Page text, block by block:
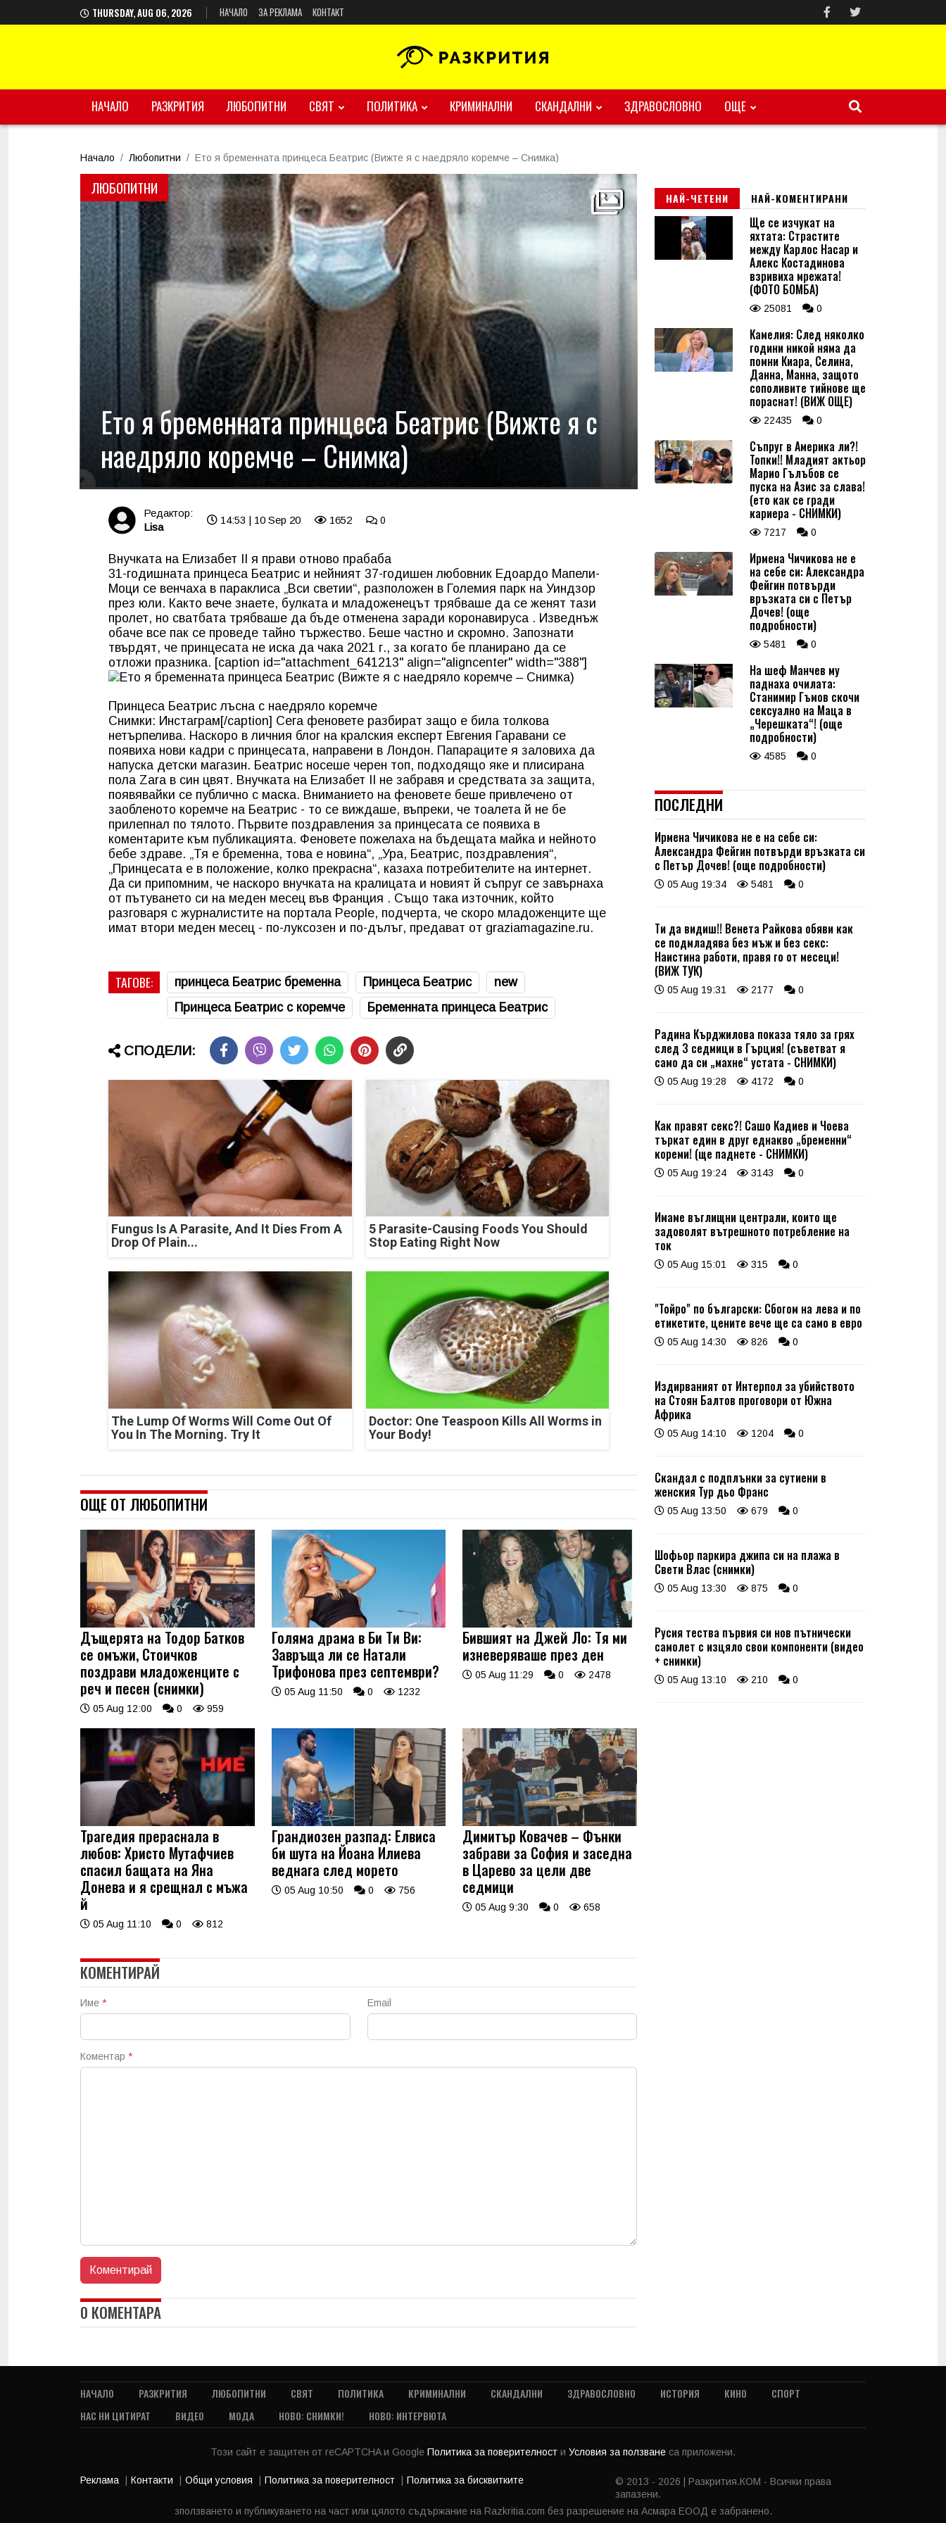
THURSDAY, AUG 06, 2026 НАЧАЛО ЗА РЕКЛАМА КОНТАКТ
НАЧАЛО РАЗКРИТИЯ ЛЮБОПИТНИ СВЯТ ПОЛИТИКА КРИМИНАЛНИ СКАНДАЛНИ ЗДРАВОСЛОВНО ОЩЕ
Начало Любопитни Ето я бременната принцеса Беатрис (Вижте я с наедряло коремче – Снимка)
ЛЮБОПИТНИ
Ето я бременната принцеса Беатрис (Вижте я с
наедряло коремче – Снимка)
Редактор:
Lisa
14:53 | 10 Sep 20 1652 0
Внучката на Елизабет II я прави отново прабаба
31-годишната принцеса Беатрис и нейният 37-годишен любовник Едоардо Мапели-
Моци се венчаха в параклиса „Вси светии“, разположен в Големия парк на Уиндзор
през юли. Както вече знаете, булката и младоженецът трябваше да се женят тази
пролет, но сватбата трябваше да бъде отменена заради коронавируса . Изведнъж
обаче все пак се проведе тайно тържество. Беше частно и скромно. Запознати
твърдят, че принцесата не иска да чака 2021 г., за когато бе планирано да се
отложи празника. [caption id="attachment_641213" align="aligncenter" width="388"]
Принцеса Беатрис лъсна с наедряло коремче
Снимки: Инстаграм[/caption] Сега феновете разбират защо е била толкова
нетърпелива. Наскоро в личния блог на кралския експерт Евгения Гаравани се
появиха нови кадри с принцесата, направени в Лондон. Папараците я заловиха да
напуска детски магазин. Беатрис носеше черен топ, подходящо яке и плисирана
пола Zara в син цвят. Внучката на Елизабет II не забравя и средствата за защита,
появявайки се публично с маска. Вниманието на феновете беше привлечено от
заобленото коремче на Беатрис - то се виждаше, въпреки, че тоалета й не бе
прилепнал по тялото. Първите поздравления за принцесата се появиха в
коментарите към публикацията. Феновете пожелаха на бъдещата майка и нейното
бебе здраве. „Тя е бременна, това е новина“, „Ура, Беатрис, поздравления“,
„Принцесата е в положение, колко прекрасна“, казаха потребителите на интернет.
Да си припомним, че наскоро внучката на кралицата и новият й съпруг се завърнаха
от пътуването си на меден месец във Франция . Също така източник, който
разговаря с журналистите на портала People, подчерта, че скоро младоженците ще
имат втори меден месец - по-луксозен и по-дълъг, предават от graziamagazine.ru.
ТАГОВЕ: принцеса Беатрис бременна Принцеса Беатрис
new
Принцеса Беатрис с коремче
Бременната принцеса Беатрис
СПОДЕЛИ:
Fungus Is A Parasite, And It Dies From A
Drop Of Plain...
5 Parasite-Causing Foods You Should
Stop Eating Right Now
The Lump Of Worms Will Come Out Of
You In The Morning. Try It
Doctor: One Teaspoon Kills All Worms in
Your Body!
ОЩЕ ОТ ЛЮБОПИТНИ
Дъщерята на Тодор Батков
се омъжи, Стоичков
поздрави младоженците с
реч и песен (снимки)
05 Aug 12:00 0 959
Голяма драма в Би Ти Ви:
Завръща ли се Натали
Трифонова през септември?
05 Aug 11:50 0 1232
Бившият на Джей Ло: Тя ми
изневеряваше през ден
05 Aug 11:29 0 2478
Трагедия прераснала в
любов: Христо Мутафчиев
спасил бащата на Яна
Донева и я срещнал с мъжа
й
05 Aug 11:10 0 812
Грандиозен разпад: Елвиса
би шута на Йоана Илиева
веднага след морето
05 Aug 10:50 0 756
Димитър Ковачев – Фънки
забрави за София и заседна
в Царево за цели две
седмици
05 Aug 9:30 0 658
КОМЕНТИРАЙ
Име * Email
Коментар *
0 КОМЕНТАРА
НАЙ-ЧЕТЕНИ НАЙ-КОМЕНТИРАНИ
Ще се изчукат на
яхтата: Страстите
между Карлос Насар и
Алекс Костадинова
взривиха мрежата!
(ФОТО БОМБА)
25081 0
Камелия: След няколко
години никой няма да
помни Киара, Селина,
Данна, Манна, защото
сополивите тийнове ще
пораснат! (ВИЖ ОЩЕ)
22435 0
Съпруг в Америка ли?!
Топки!! Младият актьор
Марио Гълъбов се
пуска на Азис за слава!
(ето как се гради
кариера - СНИМКИ)
7217 0
Ирмена Чичикова не е
на себе си: Александра
Фейгин потвърди
връзката си с Петър
Дочев! (още
подробности)
5481 0
На шеф Манчев му
паднаха очилата:
Станимир Гъмов скочи
сексуално на Маца в
„Черешката“! (още
подробности)
4585 0
ПОСЛЕДНИ
Ирмена Чичикова не е на себе си:
Александра Фейгин потвърди връзката си
с Петър Дочев! (още подробности)
05 Aug 19:34 5481 0
Ти да видиш!! Венета Райкова обяви как
се подмладява без мъж и без секс:
Наистина работи, правя го от месеци!
(ВИЖ ТУК)
05 Aug 19:31 2177 0
Радина Кърджилова показа тяло за грях
след 3 седмици в Гърция! (съветват я
само да си „махне“ устата - СНИМКИ)
05 Aug 19:28 4172 0
Как правят секс?! Сашо Кадиев и Чоева
търкат един в друг еднакво „бременни“
кореми! (ще паднете - СНИМКИ)
05 Aug 19:24 3143 0
Имаме въглищни централи, които ще
задоволят вътрешното потребление на
ток
05 Aug 15:01 315 0
"Тойро" по български: Сбогом на лева и по
етикетите, цените вече ще са само в евро
05 Aug 14:30 826 0
Издирваният от Интерпол за убийството
на Стоян Балтов проговори от Южна
Африка
05 Aug 14:10 1204 0
Скандал с подплънки за сутиени в
женския Тур дьо Франс
05 Aug 13:50 679 0
Шофьор паркира джипа си на плажа в
Свети Влас (снимки)
05 Aug 13:30 875 0
Русия тества първия си нов пътнически
самолет с изцяло свои компоненти (видео
+ снимки)
05 Aug 13:10 210 0
НАЧАЛО РАЗКРИТИЯ ЛЮБОПИТНИ СВЯТ ПОЛИТИКА КРИМИНАЛНИ СКАНДАЛНИ ЗДРАВОСЛОВНО ИСТОРИЯ КИНО
СПОРТ
НАС НИ ЦИТИРАТ
ВИДЕО МОДА НОВО: СНИМКИ! НОВО: ИНТЕРВЮТА
Този сайт е защитен от reCAPTCHA и Google Политика за поверителност и Условия за ползване са приложени.
Реклама Контакти Общи условия Политика за поверителност Политика за бисквитките
© 2013 - 2026 | Разкрития.КОМ - Всички права
запазени.
зползването и публикуването на част или цялото съдържание на Razkritia.com без разрешение на Асмара ЕООД е забранено.